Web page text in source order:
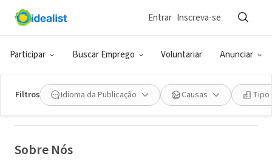
Participar Buscar Emprego Voluntariar Anunciar
Entrar Inscreva-se
Filtros Idioma da Publicação Causas Tipo
ONG (SETOR SOCIAL)
ACLU of Georgia
Sobre Nós